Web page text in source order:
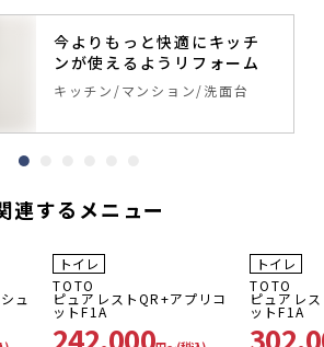
今よりもっと快適にキッチ
ンが使えるようリフォーム
キッチン マンション 洗面台
連するメニュー
ュ
最大50
トイレ
TOTO
ピュアレストQR+アプリコ
ットF1A
20%OFF
トイレ
TOTO
ピュアレ
ットF1A